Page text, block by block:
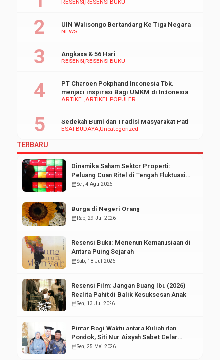
FEBI yang […]
Ketua Panitia PBAK 2018,
berlangsung selama tiga hari.
RESENSI RESENSI BUKU
NEWS
UIN Walisongo Bertandang Ke Tiga Negara
RESENSI RESENSI BUKU
Angkasa & 56 Hari
ARTIKELARTIKEL POPULER
PT Charoen Pokphand Indonesia Tbk.
menjadi inspirasi Bagi UMKM di Indonesia
ESAI BUDAYAUncategorized
Sedekah Bumi dan Tradisi Masyarakat Pati
TERBARU
Dinamika Saham Sektor Properti:
Peluang Cuan Ritel di Tengah Fluktuasi
Pasar Modal
calendar_monthSel, 4 Agu 2026
Bunga di Negeri Orang
calendar_monthRab, 29 Jul 2026
Resensi Buku: Menenun Kemanusiaan di
Antara Puing Sejarah
calendar_monthSab, 18 Jul 2026
Resensi Film: Jangan Buang Ibu (2026)
Realita Pahit di Balik Kesuksesan Anak
calendar_monthSen, 13 Jul 2026
Pintar Bagi Waktu antara Kuliah dan
Pondok, Siti Nur Aisyah Sabet Gelar
Wisudawan Terbaik
calendar_monthSen, 25 Mei 2026